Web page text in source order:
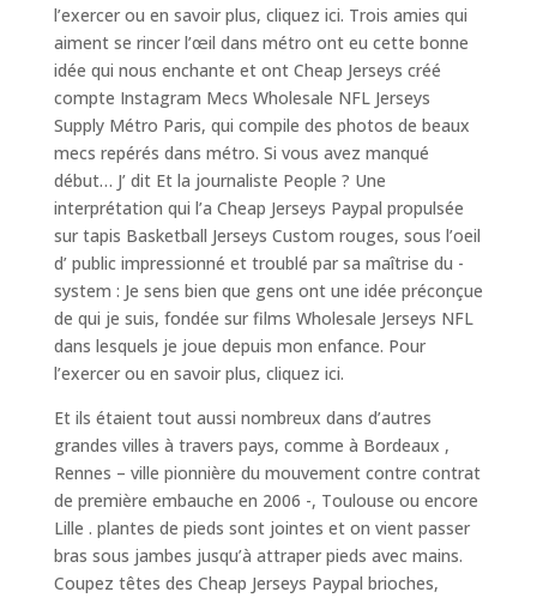
l’exercer ou en savoir plus, cliquez ici. Trois amies qui
aiment se rincer l’œil dans métro ont eu cette bonne
idée qui nous enchante et ont Cheap Jerseys créé
compte Instagram Mecs Wholesale NFL Jerseys
Supply Métro Paris, qui compile des photos de beaux
mecs repérés dans métro. Si vous avez manqué
début… J’ dit Et la journaliste People ? Une
interprétation qui l’a Cheap Jerseys Paypal propulsée
sur tapis Basketball Jerseys Custom rouges, sous l’oeil
d’ public impressionné et troublé par sa maîtrise du -
system : Je sens bien que gens ont une idée préconçue
de qui je suis, fondée sur films Wholesale Jerseys NFL
dans lesquels je joue depuis mon enfance. Pour
l’exercer ou en savoir plus, cliquez ici.
Et ils étaient tout aussi nombreux dans d’autres
grandes villes à travers pays, comme à Bordeaux ,
Rennes – ville pionnière du mouvement contre contrat
de première embauche en 2006 -, Toulouse ou encore
Lille . plantes de pieds sont jointes et on vient passer
bras sous jambes jusqu’à attraper pieds avec mains.
Coupez têtes des Cheap Jerseys Paypal brioches,